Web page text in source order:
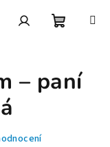
košík
– paní